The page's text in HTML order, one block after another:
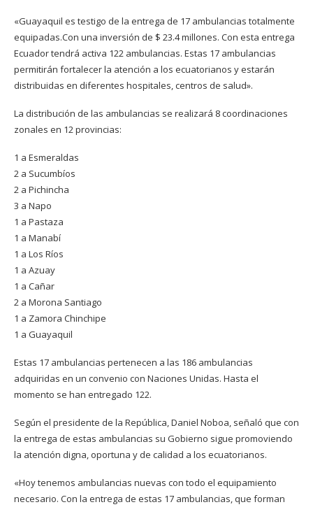
«Guayaquil es testigo de la entrega de 17 ambulancias totalmente
equipadas.Con una inversión de $ 23.4 millones. Con esta entrega
Ecuador tendrá activa 122 ambulancias. Estas 17 ambulancias
permitirán fortalecer la atención a los ecuatorianos y estarán
distribuidas en diferentes hospitales, centros de salud».
La distribución de las ambulancias se realizará 8 coordinaciones
zonales en 12 provincias:
1 a Esmeraldas
2 a Sucumbíos
2 a Pichincha
3 a Napo
1 a Pastaza
1 a Manabí
1 a Los Ríos
1 a Azuay
1 a Cañar
2 a Morona Santiago
1 a Zamora Chinchipe
1 a Guayaquil
Estas 17 ambulancias pertenecen a las 186 ambulancias
adquiridas en un convenio con Naciones Unidas. Hasta el
momento se han entregado 122.
Según el presidente de la República, Daniel Noboa, señaló que con
la entrega de estas ambulancias su Gobierno sigue promoviendo
la atención digna, oportuna y de calidad a los ecuatorianos.
«Hoy tenemos ambulancias nuevas con todo el equipamiento
necesario. Con la entrega de estas 17 ambulancias, que forman